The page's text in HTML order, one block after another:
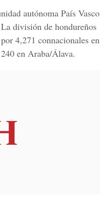
autónoma País Vasco
división de hondureños
4,271 connacionales en
240 en Araba/Álava.